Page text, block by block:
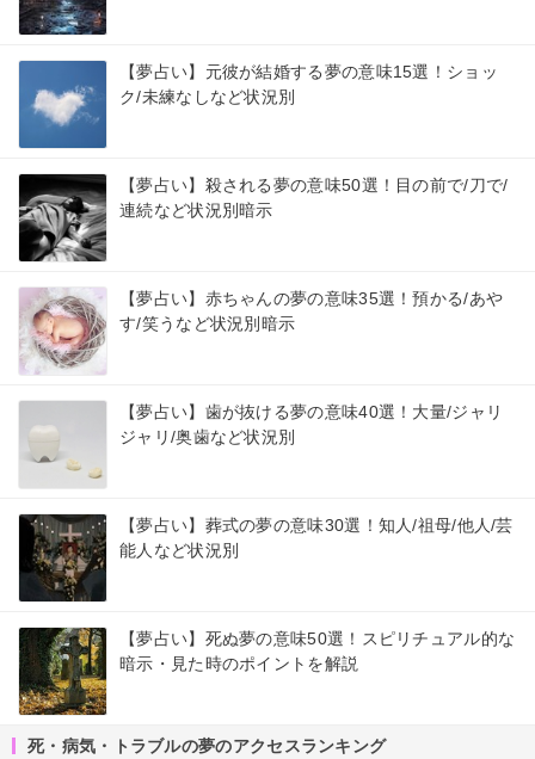
【夢占い】元彼が結婚する夢の意味15選！ショッ
ク/未練なしなど状況別
【夢占い】殺される夢の意味50選！目の前で/刀で/
連続など状況別暗示
【夢占い】赤ちゃんの夢の意味35選！預かる/あや
す/笑うなど状況別暗示
【夢占い】歯が抜ける夢の意味40選！大量/ジャリ
ジャリ/奥歯など状況別
【夢占い】葬式の夢の意味30選！知人/祖母/他人/芸
能人など状況別
【夢占い】死ぬ夢の意味50選！スピリチュアル的な
暗示・見た時のポイントを解説
死・病気・トラブルの夢のアクセスランキング